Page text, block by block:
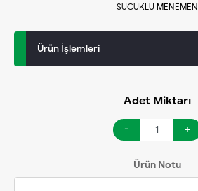
SUCUKLU MENEMEN
Ürün İşlemleri
Adet Miktarı
- +
Ürün Notu